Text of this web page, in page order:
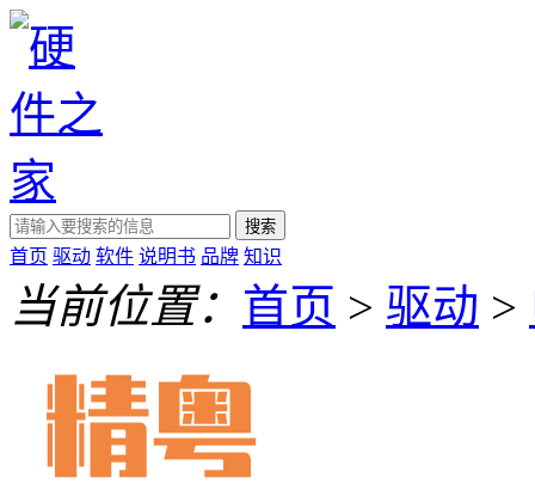
搜索
首页 驱动 软件 说明书 品牌 知识
当前位置： 首页 > 驱动 >